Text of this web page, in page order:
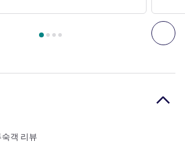
다
랑 1 : REIGN Restaurant + Bar + Bakery ,
객 리뷰